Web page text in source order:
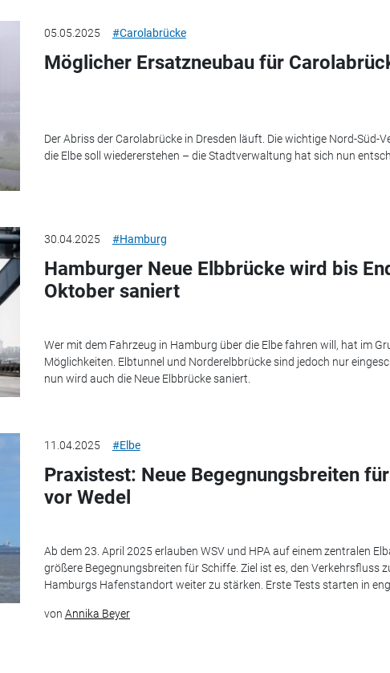
05.05.2025 #Carolabrücke
Möglicher Ersatzneubau für
Der Abriss der Carolabrücke in Dresden läuft. Die wichtige Nord-Süd-
die Elbe soll wiedererstehen – die Stadtverwaltung hat sich nun
30.04.2025 #Hamburg
Hamburger Neue Elbbrücke wird bis
Oktober saniert
Wer mit dem Fahrzeug in Hamburg über die Elbe fahren will, hat im
Möglichkeiten. Elbtunnel und Norderelbbrücke sind jedoch nur
nun wird auch die Neue Elbbrücke saniert.
11.04.2025 #Elbe
Praxistest: Neue Begegnungsbreiten
vor Wedel
Ab dem 23. April 2025 erlauben WSV und HPA auf einem zentralen
größere Begegnungsbreiten für Schiffe. Ziel ist es, den Verkehrsfluss
Hamburgs Hafenstandort weiter zu stärken. Erste Tests starten in
von Annika Beyer